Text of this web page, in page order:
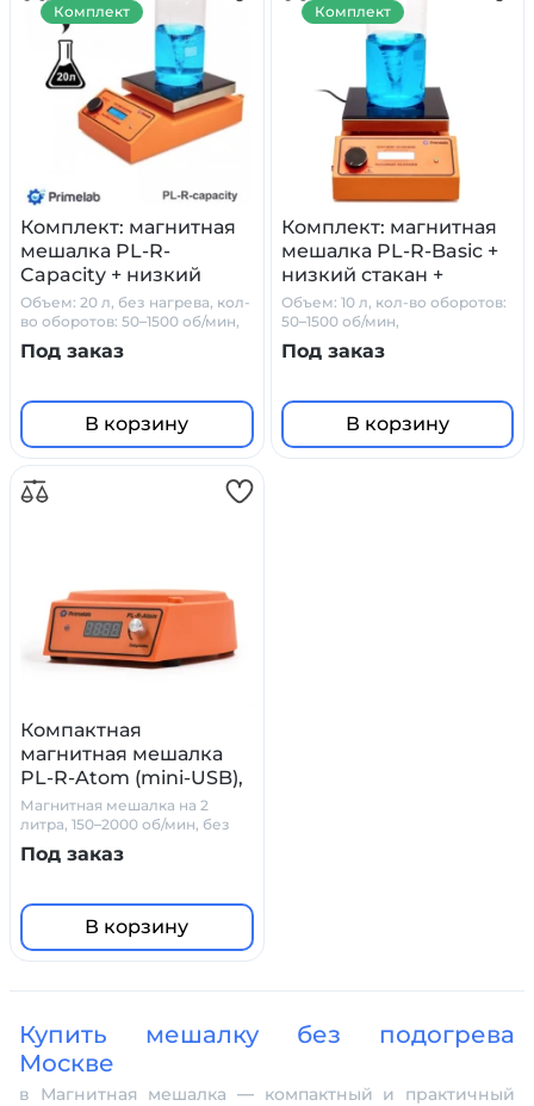
Комплект: магнитная
мешалка PL-R-
Capacity + низкий
стакан + датчик
PT1000 + штатив
Primelab
Объем: 20 л, без нагрева, кол-
во оборотов: 50–1500 об/мин,
стеклокерамика
Под заказ
В корзину
Комплект
Комплект: магнитная
мешалка PL-R-Basic +
низкий стакан +
датчик PT1000 +
штатив Primelab
Объем: 10 л, кол-во оборотов:
50–1500 об/мин,
стеклокерамика
Под заказ
В корзину
Комплект
Компактная
магнитная мешалка
PL-R-Atom (mini-USB),
2 л.
Магнитная мешалка на 2
литра, 150–2000 об/мин, без
нагрева, mini-USB
Под заказ
В корзину
Купить мешалку без подогрева
Москве
в Магнитная мешалка — компактный и практичный